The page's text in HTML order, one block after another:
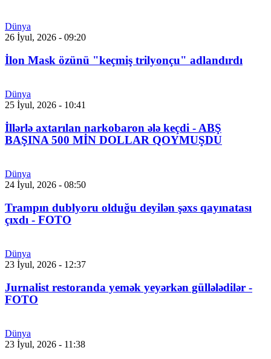
Dünya
26 İyul, 2026 - 09:20
İlon Mask özünü "keçmiş trilyonçu" adlandırdı
Dünya
25 İyul, 2026 - 10:41
İllərlə axtarılan narkobaron ələ keçdi - ABŞ
BAŞINA 500 MİN DOLLAR QOYMUŞDU
Dünya
24 İyul, 2026 - 08:50
Trampın dublyoru olduğu deyilən şəxs qayınatası
çıxdı - FOTO
Dünya
23 İyul, 2026 - 12:37
Jurnalist restoranda yemək yeyərkən güllələdilər -
FOTO
Dünya
23 İyul, 2026 - 11:38